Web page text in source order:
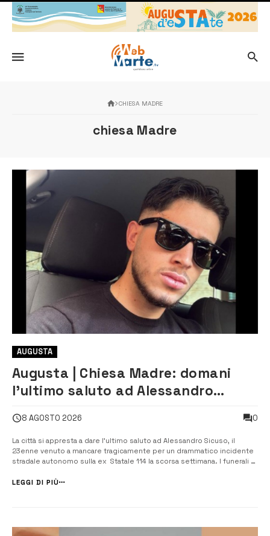
CHIESA MADRE
chiesa Madre
AUGUSTA
Augusta | Chiesa Madre: domani
l’ultimo saluto ad Alessandro
stradale
8 AGOSTO 2026 0
La città si appresta a dare l’ultimo saluto ad Alessandro Sicuso, il
23enne venuto a mancare tragicamente per un drammatico incidente
stradale autonomo sulla ex Statale 114 la scorsa settimana. I funerali si
nulla osta della Procura di Siracusa arrivato dopo che nei [...
LEGGI DI PIÙ